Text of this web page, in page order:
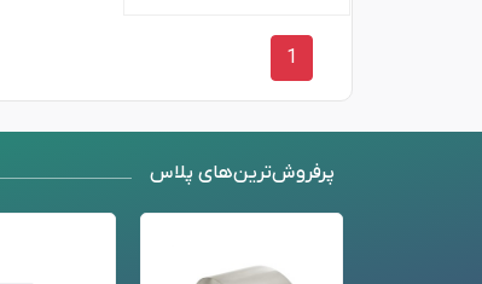
1
پرفروش‌ترین‌های پلاس